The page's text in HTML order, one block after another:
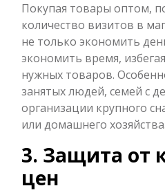
Покупая товары оптом,
количество визитов в
не только экономить
экономить время,
нужных товаров.
занятых людей, семей с
организации крупного
или домашнего хозяйства.
3. Защита от
цен